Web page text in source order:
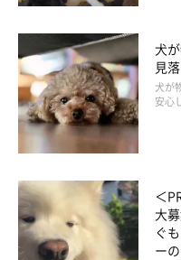
監修／家庭犬しつけインス
文／犬神マツコ
犬
見
犬が
安心
＜
大
ぐ
ー